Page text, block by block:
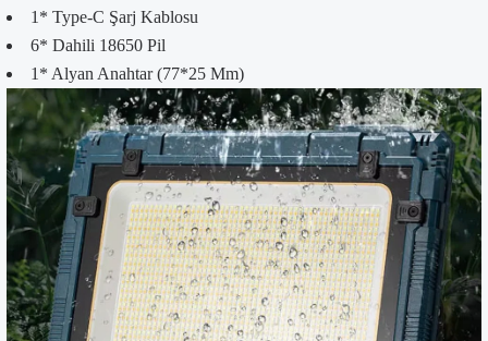
1* Type-C Şarj Kablosu
6* Dahili 18650 Pil
1* Alyan Anahtar (77*25 Mm)